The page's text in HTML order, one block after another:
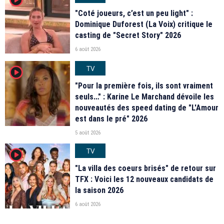
"Coté joueurs, c’est un peu light" :
Dominique Duforest (La Voix) critique le
casting de "Secret Story" 2026
6 août 2026
player2
TV
"Pour la première fois, ils sont vraiment
seuls…" : Karine Le Marchand dévoile les
nouveautés des speed dating de "L'Amour
est dans le pré" 2026
5 août 2026
player2
TV
"La villa des coeurs brisés" de retour sur
TFX : Voici les 12 nouveaux candidats de
la saison 2026
6 août 2026